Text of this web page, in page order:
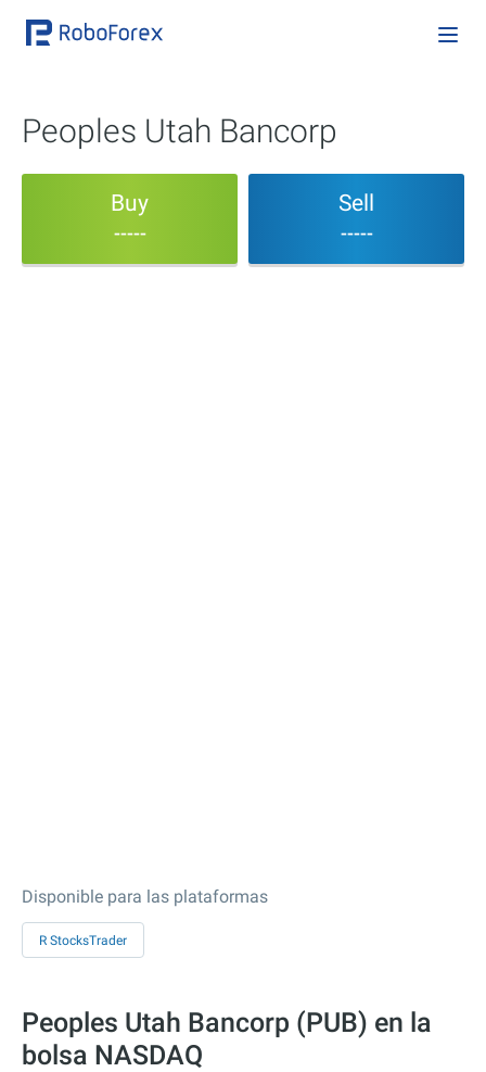
Peoples Utah Bancorp
Buy
-----
Sell
-----
Disponible para las plataformas
R StocksTrader
Peoples Utah Bancorp (PUB) en la
bolsa NASDAQ